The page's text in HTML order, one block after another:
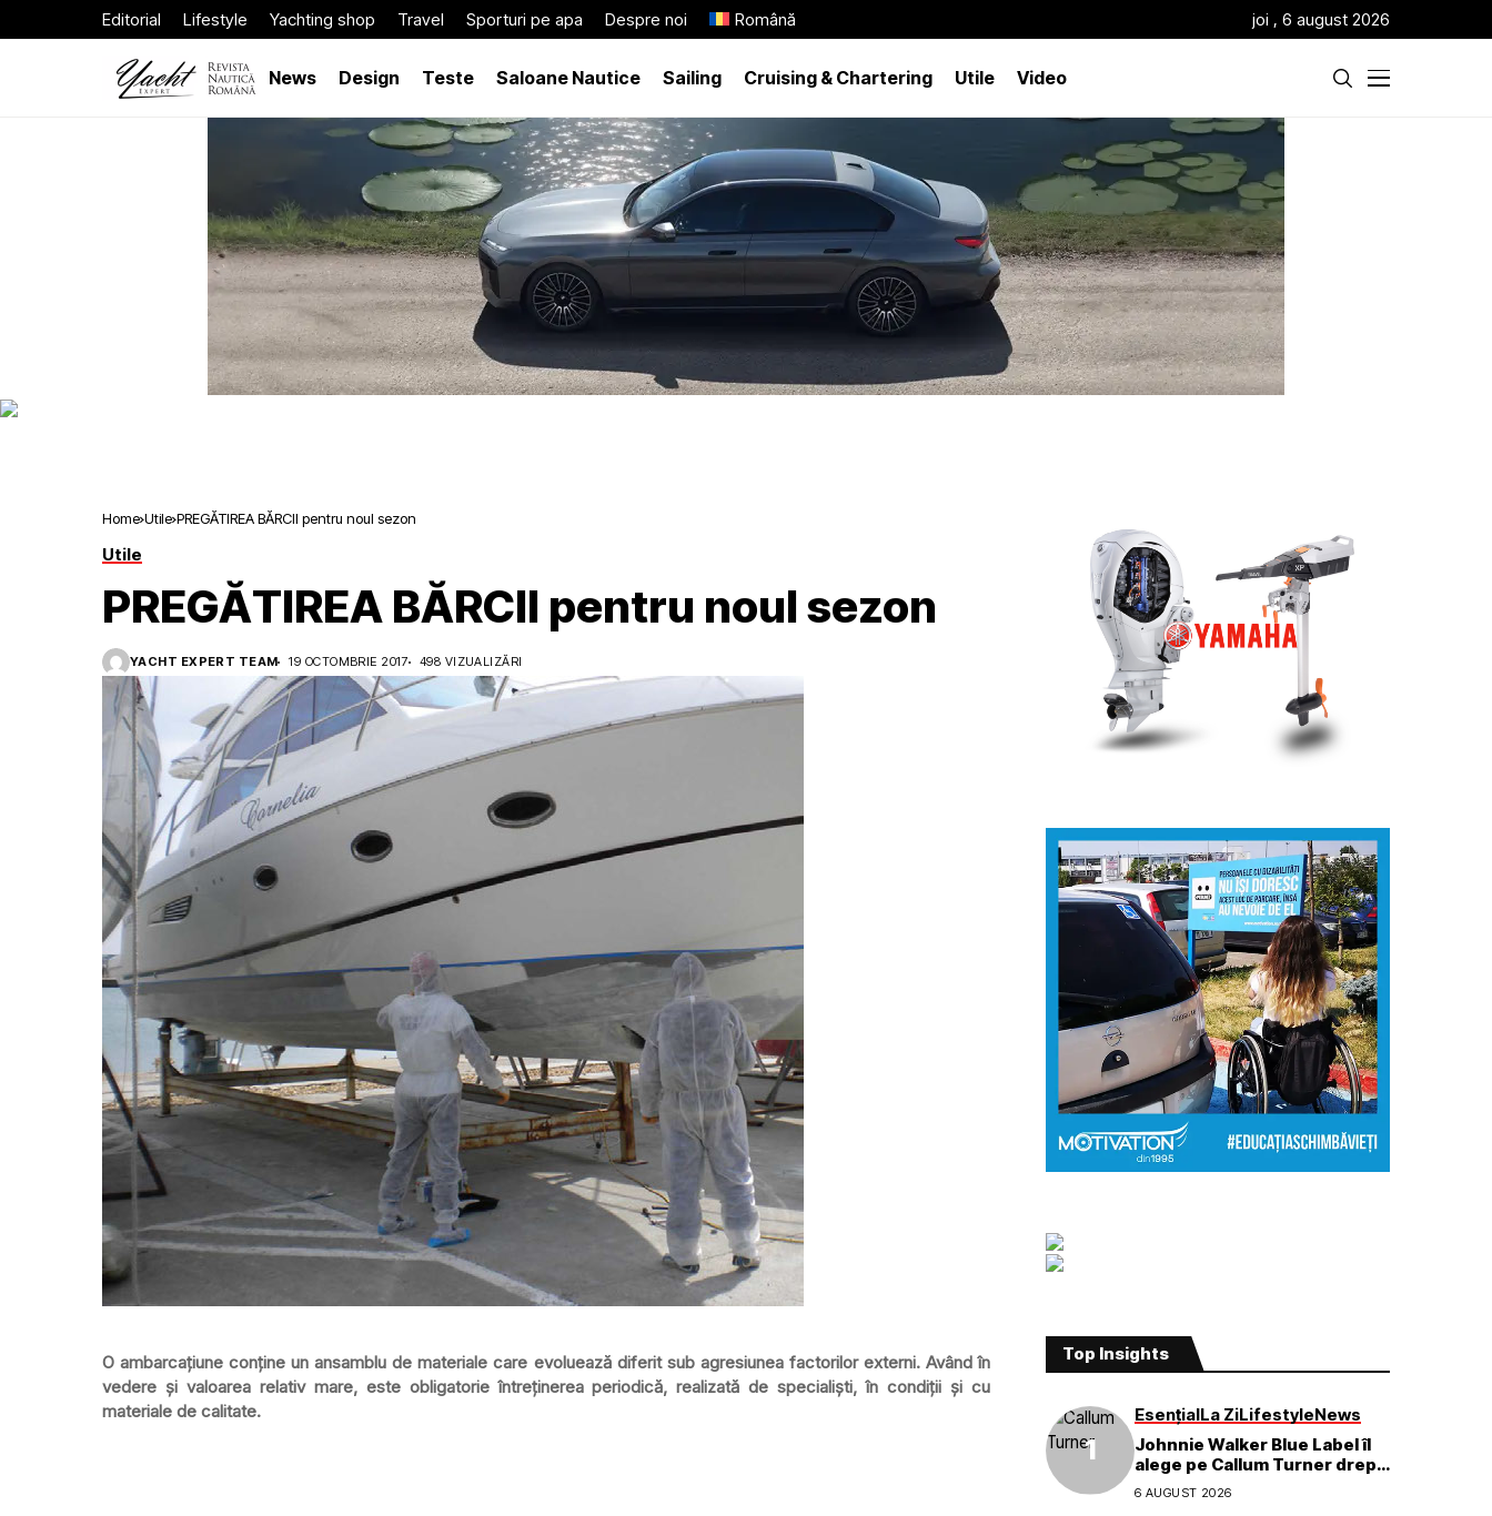
Editorial Lifestyle Yachting shop Travel Sporturi pe apa Despre noi Română joi , 6 august 2026
News Design Teste Saloane Nautice Sailing Cruising & Chartering Utile Video
Home Utile PREGĂTIREA BĂRCII pentru noul sezon
Utile
PREGĂTIREA BĂRCII pentru noul sezon
YACHT EXPERT TEAM 19 OCTOMBRIE 2017 498 VIZUALIZĂRI
O ambarcațiune conține un ansamblu de materiale care evoluează diferit sub agresiunea factorilor externi. Având în
vedere și valoarea relativ mare, este obligatorie întreținerea periodică, realizată de specialiști, în condiții și cu
materiale de calitate.
Top Insights
EsențialLa ZiLifestyleNews
Johnnie Walker Blue Label îl
alege pe Callum Turner drept
noul ambasador global al
mărcii
6 AUGUST 2026